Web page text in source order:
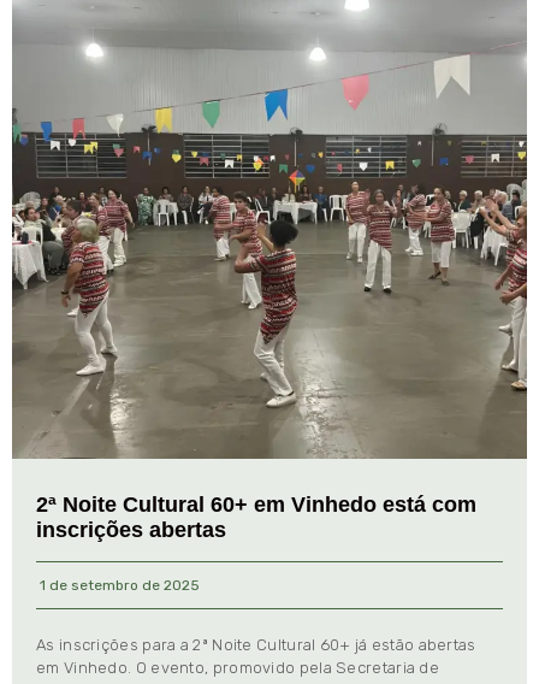
2ª Noite Cultural 60+ em Vinhedo está com
inscrições abertas
1 de setembro de 2025
As inscrições para a 2ª Noite Cultural 60+ já estão abertas
em Vinhedo. O evento, promovido pela Secretaria de